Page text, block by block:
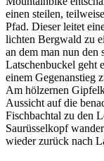
einen steilen,
Pfad. Dieser leitet
lichten Bergwald zu
an dem man nun
Latschenbuckel geht
einem Gegenanstieg
Am hölzernen
Aussicht auf die
Fischbachtal zu den
Saurüsselkopf
wieder zurück nach